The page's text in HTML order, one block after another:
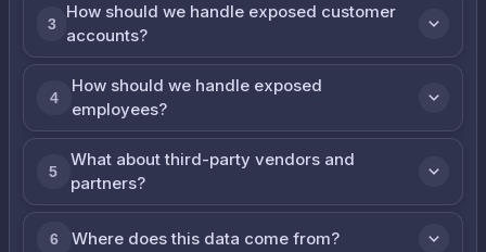
3
How should we handle exposed customer
accounts?
4
How should we handle exposed
employees?
5
What about third-party vendors and
partners?
6 Where does this data come from?